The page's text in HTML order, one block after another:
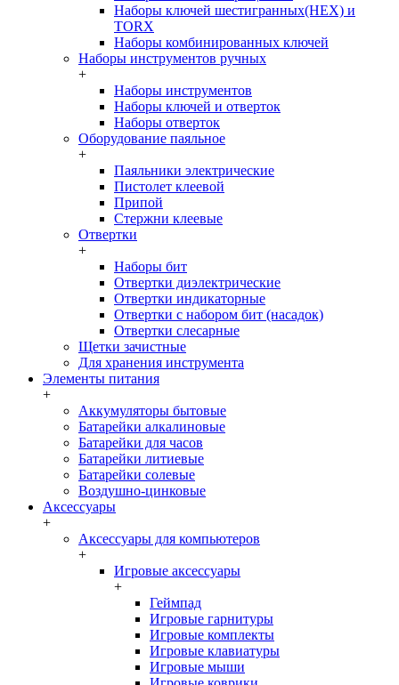
Наборы ключей шестигранных(HEX) и
TORX
Наборы комбинированных ключей
Наборы инструментов ручных
+
Наборы инструментов
Наборы ключей и отверток
Наборы отверток
Оборудование паяльное
+
Паяльники электрические
Пистолет клеевой
Припой
Стержни клеевые
Отвертки
+
Наборы бит
Отвертки диэлектрические
Отвертки индикаторные
Отвертки с набором бит (насадок)
Отвертки слесарные
Щетки зачистные
Для хранения инструмента
Элементы питания
+
Аккумуляторы бытовые
Батарейки алкалиновые
Батарейки для часов
Батарейки литиевые
Батарейки солевые
Воздушно-цинковые
Аксессуары
+
Аксессуары для компьютеров
+
Игровые аксессуары
+
Геймпад
Игровые гарнитуры
Игровые комплекты
Игровые клавиатуры
Игровые мыши